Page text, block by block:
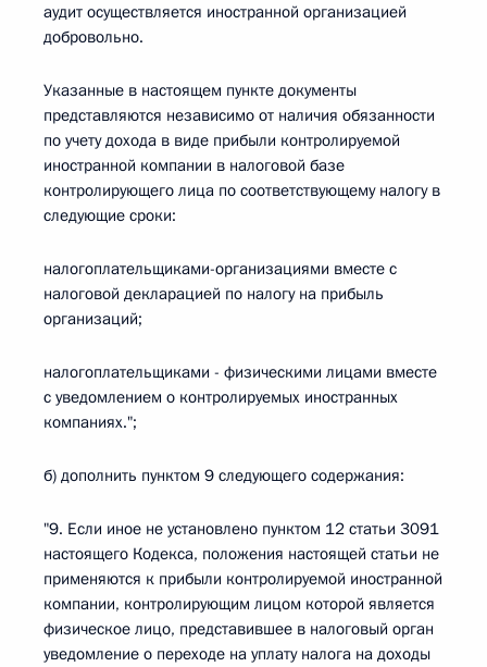
аудит осуществляется иностранной организацией
добровольно.
Указанные в настоящем пункте документы
представляются независимо от наличия обязанности
по учету дохода в виде прибыли контролируемой
иностранной компании в налоговой базе
контролирующего лица по соответствующему налогу в
следующие сроки:
налогоплательщиками-организациями вместе с
налоговой декларацией по налогу на прибыль
организаций;
налогоплательщиками - физическими лицами вместе
с уведомлением о контролируемых иностранных
компаниях.";
б) дополнить пунктом 9 следующего содержания:
"9. Если иное не установлено пунктом 12 статьи 3091
настоящего Кодекса, положения настоящей статьи не
применяются к прибыли контролируемой иностранной
компании, контролирующим лицом которой является
физическое лицо, представившее в налоговый орган
уведомление о переходе на уплату налога на доходы